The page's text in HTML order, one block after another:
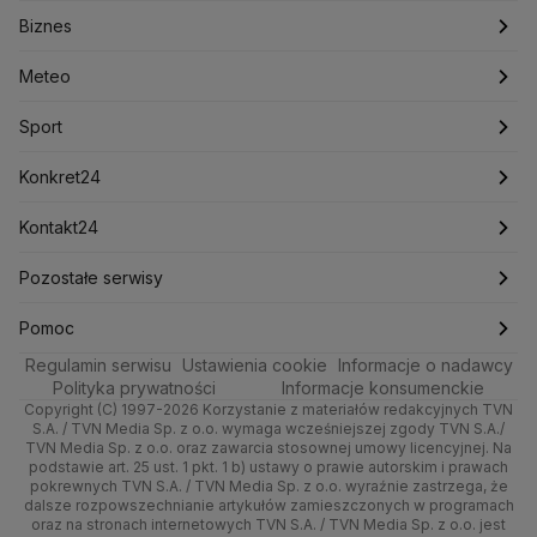
Kryptowaluty
Lotnisko Chopina
Mariusz Błaszczak
Mark Zuckerberg
Ministerstwo Aktywów Państwowych
Ministerstwo Infrastruktury
Ministerstwo Rolnictwa
Ministerstwo Rozwoju i Technologii
Ministerstwo Sportu i Turystyki
Ministerstwo Cyfryzacji
Ministerstwo Edukacji Narodowej
Ministerstwo Finansów
Ministerstwo Klimatu i Środowiska
Biznes
Meteo
Sport
Zdrowie
Technologia
Quizy
Tematy
Podcasty
Artykuły
Newslettery
Fakty po Faktach
Fakty o Świecie
Ludzie Faktów
Warszawa
Łódź
Katowice
Kraków
Poznań
Trójmiasto
Kielce
Kujawsko-pomorskie
Lublin
Lubuskie
Biznes
Najnowsze
Notowania
Pieniądze
Nieruchomości
Rynki
Dla firm
Handel
Ze świata
Tech
Moto
Meteo
Pogoda godzinowa
Pogoda długoterminowa
Pogoda na jutro
Pogoda na weekend
Najnowsze
Polska
Prognoza
Świat
Nauka
Sport
Piłka Nożna
Tenis
Kolarstwo
Skoki Narciarskie
Sporty zimowe
Lekkoatletyka
Siatkówka
F1
Konkret24
Najnowsze
Polska
Świat
Polityka
Zdrowie
Tech
Nauka
Kontakt24
Najnowsze
Gorące Tematy
Wyślij zgłoszenie
Pozostałe serwisy
TVN
Dzień Dobry TVN
Uwaga TVN
HGTV
TVN Turbo
Pomoc
Centrum pomocy
Test zgodności
Oglądaj na TV
Zrealizuj voucher
Regulamin serwisu Ustawienia cookie
Informacje o nadawcy
Polityka prywatności
Informacje konsumenckie
Copyright (C) 1997-2026 Korzystanie z materiałów redakcyjnych TVN
S.A. / TVN Media Sp. z o.o. wymaga wcześniejszej zgody TVN S.A./
TVN Media Sp. z o.o. oraz zawarcia stosownej umowy licencyjnej. Na
podstawie art. 25 ust. 1 pkt. 1 b) ustawy o prawie autorskim i prawach
pokrewnych TVN S.A. / TVN Media Sp. z o.o. wyraźnie zastrzega, że
dalsze rozpowszechnianie artykułów zamieszczonych w programach
oraz na stronach internetowych TVN S.A. / TVN Media Sp. z o.o. jest